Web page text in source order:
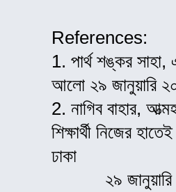
References:
1. পার্থ শঙ্কর সাহা,
আলো ২৯ জানুয়ারি
2. নাগিব বাহার,
শিক্ষার্থী নিজের
ঢাকা
২৯ জানুয়ারি